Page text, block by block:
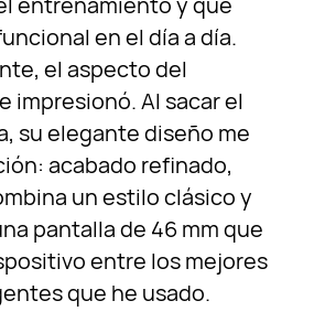
en el día a día.
el aspecto del
impresionó. Al sacar el
su elegante diseño me
acabado refinado,
un estilo clásico y
pantalla de 46 mm que
entre los mejores
que he usado.